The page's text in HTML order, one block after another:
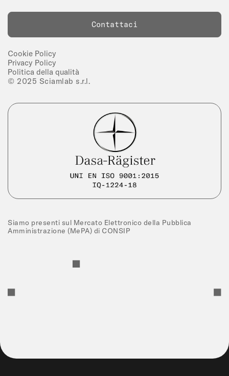
Contattaci
Cookie Policy
Privacy Policy
Politica della qualità
© 2025 Sciamlab s.r.l.
Siamo presenti sul Mercato Elettronico della Pubblica
Amministrazione (MePA) di CONSIP